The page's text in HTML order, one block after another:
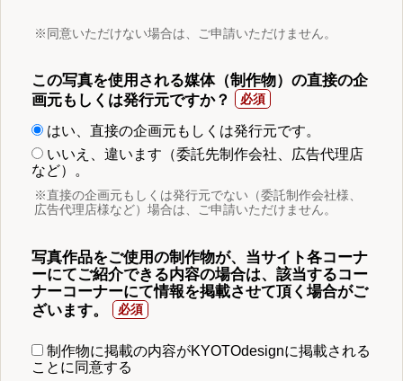
※同意いただけない場合は、ご申請いただけません。
この写真を使用される媒体（制作物）の直接の企
画元もしくは発行元ですか？
はい、直接の企画元もしくは発行元です。
いいえ、違います（委託先制作会社、広告代理店
など）。
※直接の企画元もしくは発行元でない（委託制作会社様、
広告代理店様など）場合は、ご申請いただけません。
写真作品をご使用の制作物が、当サイト各コーナ
ーにてご紹介できる内容の場合は、該当するコー
ナーコーナーにて情報を掲載させて頂く場合がご
ざいます。
制作物に掲載の内容がKYOTOdesignに掲載される
ことに同意する